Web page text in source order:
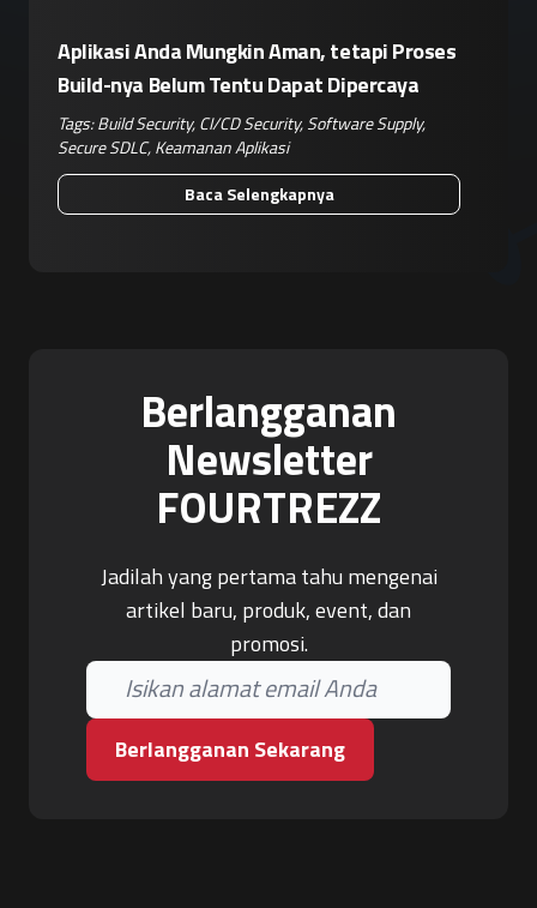
Aplikasi Anda Mungkin Aman, tetapi Proses
Build-nya Belum Tentu Dapat Dipercaya
Tags:Build Security,CI/CD Security,Software Supply,
Secure SDLC,Keamanan Aplikasi
Baca Selengkapnya
Berlangganan
Newsletter
FOURTREZZ
Jadilah yang pertama tahu mengenai
artikel baru, produk, event, dan
promosi.
Berlangganan Sekarang